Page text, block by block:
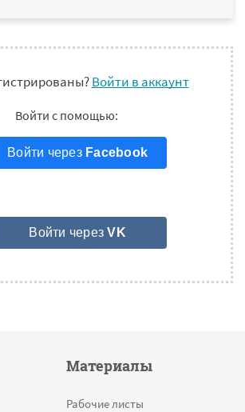
Войти в аккаунт
Войти через Facebook
Войти черезVK
Материалы
Рабочие листы